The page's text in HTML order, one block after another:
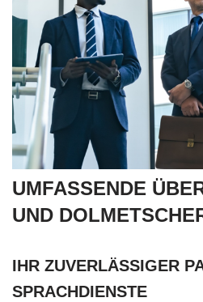
UMFASSENDE
UND
IHR ZUVERLÄSSIGER
SPRACHDIENSTE